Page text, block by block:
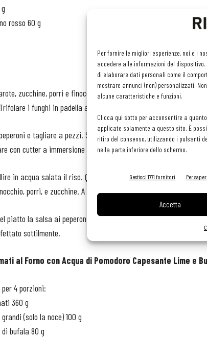
Per fornire le migliori esperienze, noi e i
accedere alle informazioni del
di elaborare dati personali come il
mostrare annunci (non) personalizzati.
alcune caratteristiche e funzioni.
Clicca qui sotto per acconsentire a
applicate solamente a questo sito. È
ritiro del consenso, utilizzando i pulsanti
nella parte inferiore dello schermo.
Gestisci 1771 fornitori Per
Accetta
rosso 60 g
zucchine, porri e finocchi a cubetti da 3 mm e tenere da parte.
i funghi in padella a fiamma viva con aglio in camicia
e tagliare a pezzi. Stufare in olio a fiamma molto alta
con cutter a immersione aggiungendo olio a filo.
in acqua salata il riso. Quando riprende il bollore aggiungere
porri, e zucchine. A cottura scolare.
piatto la salsa ai peperoni sopra il riso Basmati alle verdure e
sottilmente.
al Forno con Acqua di Pomodoro Capesante Lime e
4 porzioni:
360 g
(solo la noce) 100 g
bufala 80 g